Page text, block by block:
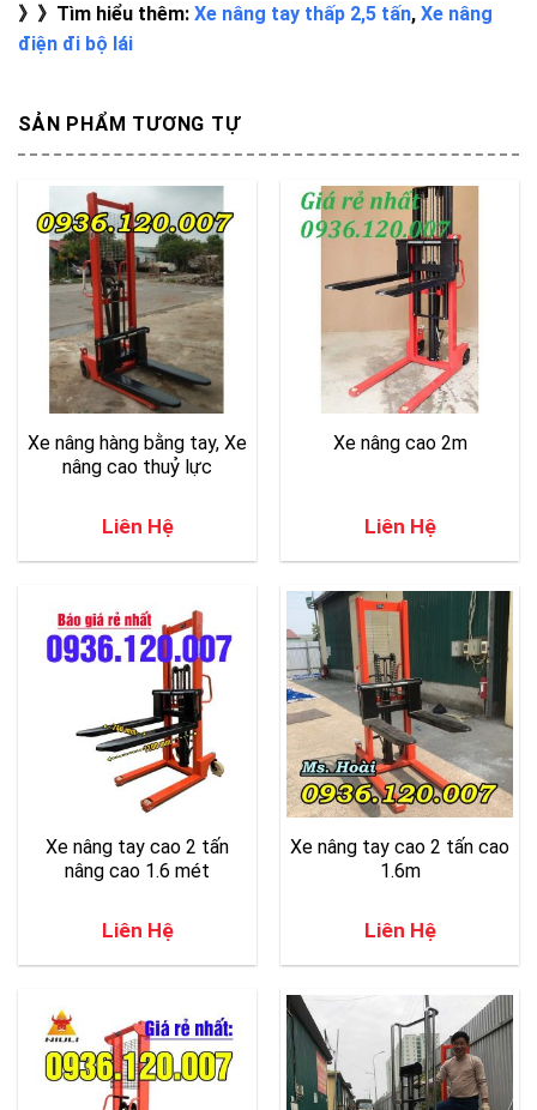
》》Tìm hiểu thêm: Xe nâng tay thấp 2,5 tấn, Xe nâng
điện đi bộ lái
SẢN PHẨM TƯƠNG TỰ
Xe nâng hàng bằng tay, Xe
nâng cao thuỷ lực
Liên Hệ
Xe nâng cao 2m
Liên Hệ
Xe nâng tay cao 2 tấn
nâng cao 1.6 mét
Liên Hệ
Xe nâng tay cao 2 tấn cao
1.6m
Liên Hệ